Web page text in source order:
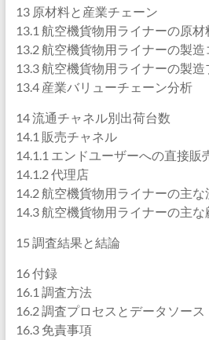
13 原材料と産業チェーン
13.1 航空機貨物用ライナーの原
13.2 航空機貨物用ライナーの製
13.3 航空機貨物用ライナーの製造
13.4 産業バリューチェーン分析
14 流通チャネル別出荷台数
14.1 販売チャネル
14.1.1 エンドユーザーへの直接販
14.1.2 代理店
14.2 航空機貨物用ライナーの主
14.3 航空機貨物用ライナーの主な
15 調査結果と結論
16 付録
16.1 調査方法
16.2 調査プロセスとデータソース
16.3 免責事項